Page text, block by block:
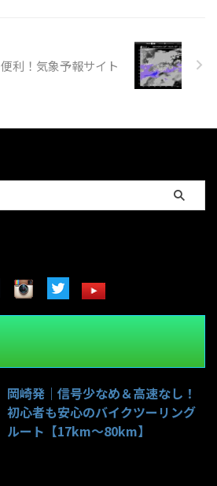
便利！気象予報サイト
岡崎発｜信号少なめ＆高速なし！
初心者も安心のバイクツーリング
ルート【17km〜80km】